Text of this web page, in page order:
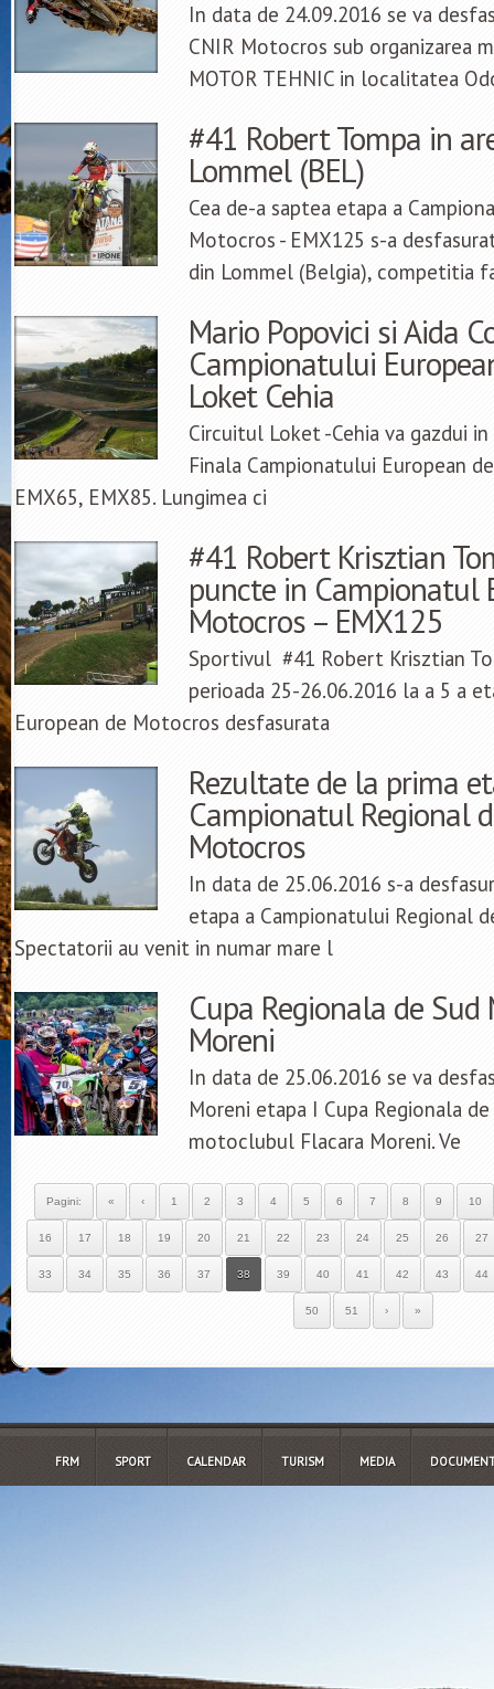
In data de 24.09.2016 se va
CNIR Motocros sub organizarea
MOTOR TEHNIC in localitatea
#41 Robert Tompa in
Lommel (BEL)
Cea de-a saptea etapa a
Motocros - EMX125 s-a
din Lommel (Belgia), competitia
Mario Popovici si Aida
Campionatului
Loket Cehia
Circuitul Loket -Cehia va gazdui
Finala Campionatului European
EMX65, EMX85. Lungimea ci
#41 Robert Krisztian
puncte in Campionatul
Motocros – EMX125
Sportivul #41 Robert Krisztian
perioada 25-26.06.2016 la a 5 a
European de Motocros desfasurata
Rezultate de la prima
Campionatul Regional
Motocros
In data de 25.06.2016 s-a
etapa a Campionatului Regional
Spectatorii au venit in numar mare l
Cupa Regionala de Sud
Moreni
In data de 25.06.2016 se va
Moreni etapa I Cupa Regionala
motoclubul Flacara Moreni. Ve
Pagini: « ‹ 1 2 3 4 5 6 7 8 9 10
16 17 18 19 20 21 22 23 24 25 26 27
33 34 35 36 37 38 39 40 41 42 43 44
50 51 › »
FRM SPORT CALENDAR TURISM MEDIA